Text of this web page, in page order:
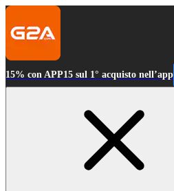
15% con APP15 sul 1° acquisto nell’app